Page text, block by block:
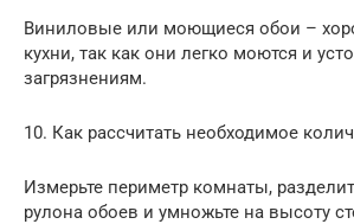
Виниловые или моющиеся обои –
кухни, так как они легко моются и
загрязнениям.
10. Как рассчитать необходимое
Измерьте периметр комнаты,
рулона обоев и умножьте на высоту